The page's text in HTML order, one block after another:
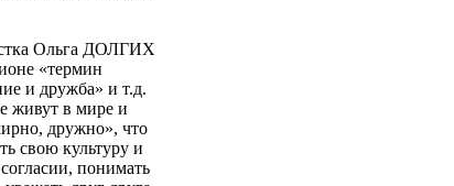
Ольга ДОЛГИХ
«термин
и дружба» и т.д.
живут в мире и
дружно», что
свою культуру и
понимать